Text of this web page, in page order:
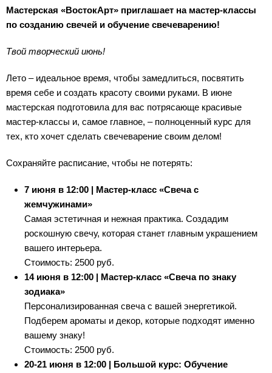
Мастерская «ВостокАрт» приглашает на мастер-классы
по созданию свечей и обучение свечеварению!
Твой творческий июнь!
Лето – идеальное время, чтобы замедлиться, посвятить
время себе и создать красоту своими руками. В июне
мастерская подготовила для вас потрясающе красивые
мастер-классы и, самое главное, – полноценный курс для
тех, кто хочет сделать свечеварение своим делом!
Сохраняйте расписание, чтобы не потерять:
7 июня в 12:00 | Мастер-класс «Свеча с
жемчужинами»
Самая эстетичная и нежная практика. Создадим
роскошную свечу, которая станет главным украшением
вашего интерьера.
Стоимость: 2500 руб.
14 июня в 12:00 | Мастер-класс «Свеча по знаку
зодиака»
Персонализированная свеча с вашей энергетикой.
Подберем ароматы и декор, которые подходят именно
вашему знаку!
Стоимость: 2500 руб.
20-21 июня в 12:00 | Большой курс: Обучение